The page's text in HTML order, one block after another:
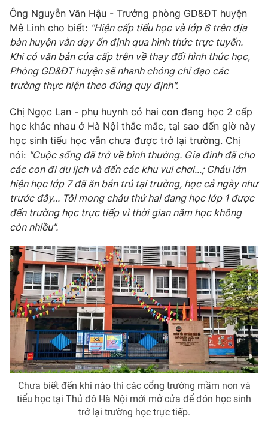
Photo Infographic
Video Shorts video
VTV Money VTV Thể thao
VTV Sức khoẻ Bất động sản
Thị trường 24h Tấm lòng Việt
VTV4 Vươn mình bằng AI
VTV9 VTV8
Liên hệ tòa soạn English
THỜI BÁO VTV
Cơ quan chủ quản:Đài Truyền hình Việt Nam
Ông Nguyễn Văn Hậu - Trưởng phòng GD&ĐT huyện
Mê Linh cho biết: "Hiện cấp tiểu học và lớp 6 trên địa
bàn huyện vẫn dạy ổn định qua hình thức trực tuyến.
Khi có văn bản của cấp trên về thay đổi hình thức học,
Phòng GD&ĐT huyện sẽ nhanh chóng chỉ đạo các
trường thực hiện theo đúng quy định".
Chị Ngọc Lan - phụ huynh có hai con đang học 2 cấp
học khác nhau ở Hà Nội thắc mắc, tại sao đến giờ này
học sinh tiểu học vẫn chưa được trở lại trường. Chị
nói: "Cuộc sống đã trở về bình thường. Gia đình đã cho
các con đi du lịch và đến các khu vui chơi...; Cháu lớn
hiện học lớp 7 đã ăn bán trú tại trường, học cả ngày như
trước đây... Tôi mong cháu thứ hai đang học lớp 1 được
đến trường học trực tiếp vì thời gian năm học không
còn nhiều".
Chưa biết đến khi nào thì các cổng trường mầm non và
tiểu học tại Thủ đô Hà Nội mới mở cửa để đón học sinh
trở lại trường học trực tiếp.